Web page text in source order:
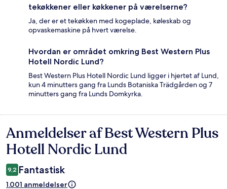
tekøkkener eller køkkener på værelserne?
Ja, der er et tekøkken med kogeplade, køleskab og
opvaskemaskine på hvert værelse.
Hvordan er området omkring Best Western Plus
Hotell Nordic Lund?
Best Western Plus Hotell Nordic Lund ligger i hjertet af Lund,
kun 4 minutters gang fra Lunds Botaniska Trädgården og 7
minutters gang fra Lunds Domkyrka.
Anmeldelser
Anmeldelser af Best Western Plus
Hotell Nordic Lund
9,2 Fantastisk
1.001 anmeldelser